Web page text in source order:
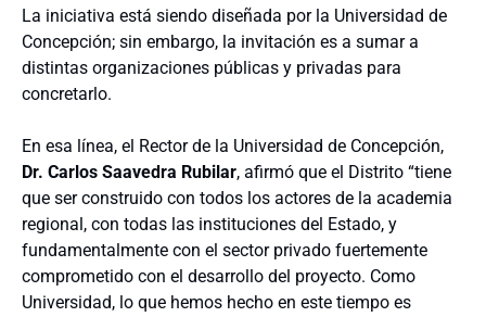
La iniciativa está siendo diseñada por la Universidad de
Concepción; sin embargo, la invitación es a sumar a
distintas organizaciones públicas y privadas para
concretarlo.
En esa línea, el Rector de la Universidad de Concepción,
Dr. Carlos Saavedra Rubilar, afirmó que el Distrito “tiene
que ser construido con todos los actores de la academia
regional, con todas las instituciones del Estado, y
fundamentalmente con el sector privado fuertemente
comprometido con el desarrollo del proyecto. Como
Universidad, lo que hemos hecho en este tiempo es